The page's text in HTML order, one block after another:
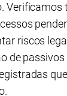
Verificamos
riscos
de